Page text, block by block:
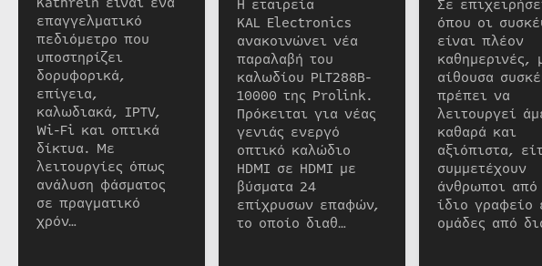
επαγγελματικό
πεδιόμετρο που
υποστηρίζει
δορυφορικά,
επίγεια,
καλωδιακά, IPTV,
Wi-Fi και οπτικά
δίκτυα. Με
λειτουργίες όπως
ανάλυση φάσματος
σε πραγματικό
χρόν…
Η εταιρεία
KAL Electronics
ανακοινώνει νέα
παραλαβή του
καλωδίου PLT288B-
10000 της Prolink.
Πρόκειται για νέας
γενιάς ενεργό
οπτικό καλώδιο
HDMI σε HDMI με
βύσματα 24
επίχρυσων επαφών,
το οποίο διαθ…
Σε
όπου οι
είναι πλέον
καθημερινές,
αίθουσα
πρέπει να
λειτουργεί
καθαρά και
αξιόπιστα,
συμμετέχουν
άνθρωποι από
ίδιο γραφείο
ομάδες από